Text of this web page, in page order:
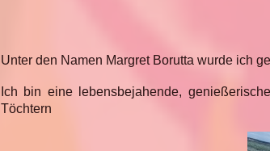
Unter den Namen Margret Borutta wurde ich
Ich bin eine lebensbejahende,
Töchtern